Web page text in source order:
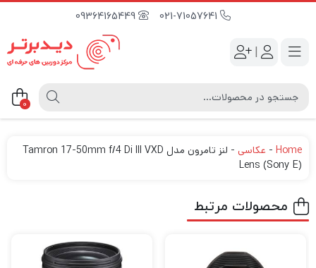
09364165449
|
0
Home
- عکاسی -
لنز تامرون مدل Tamron 17-50mm f/4 Di III VXD
Lens (Sony E)
محصولات مرتبط